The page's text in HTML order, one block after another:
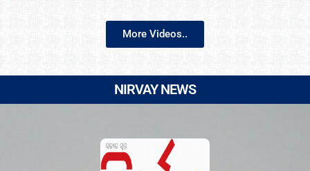
More Videos..
NIRVAY NEWS